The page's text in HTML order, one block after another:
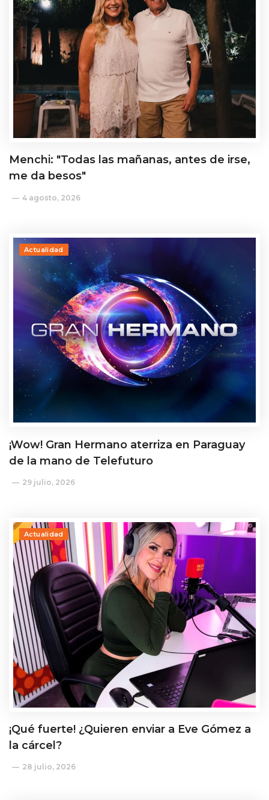
Menchi: "Todas las mañanas, antes de irse,
me da besos"
4 agosto, 2026
Actualidad
¡Wow! Gran Hermano aterriza en Paraguay
de la mano de Telefuturo
29 julio, 2026
Actualidad
¡Qué fuerte! ¿Quieren enviar a Eve Gómez a
la cárcel?
28 julio, 2026